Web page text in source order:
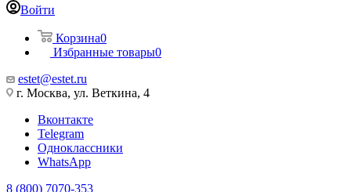
Войти
Корзина0
Избранные товары0
estet@estet.ru
г. Москва, ул. Веткина, 4
Вконтакте
Telegram
Одноклассники
WhatsApp
8 (800) 7070-353